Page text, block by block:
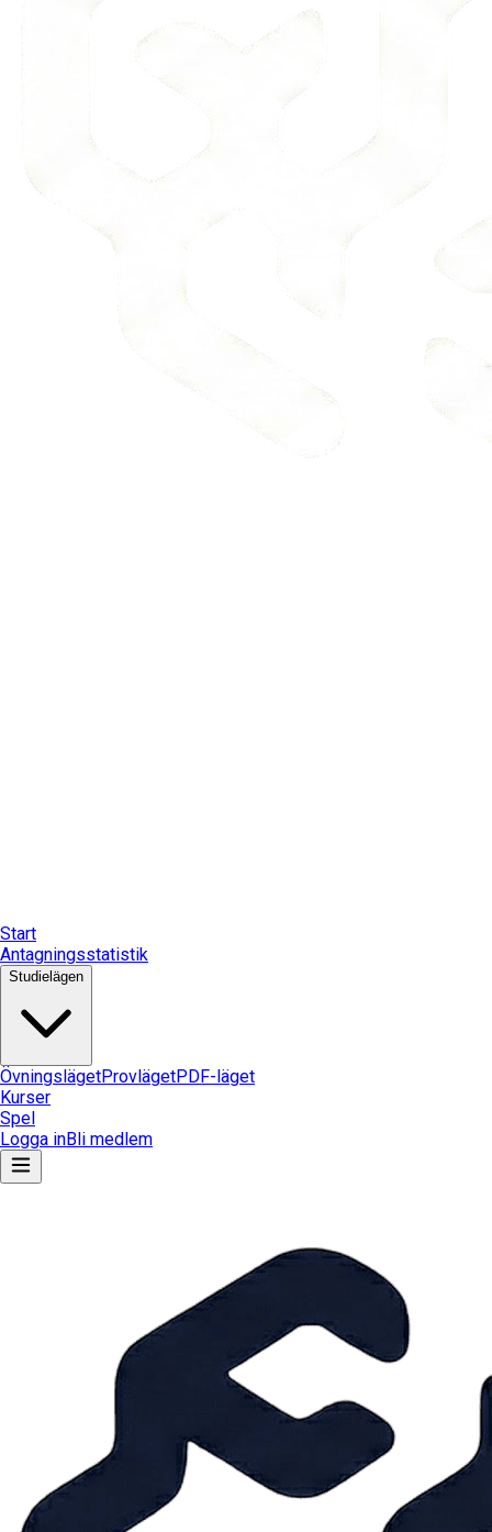
Start
Antagningsstatistik
Studielägen
ÖvningslägetProvlägetPDF-läget
Kurser
Spel
Logga inBli medlem